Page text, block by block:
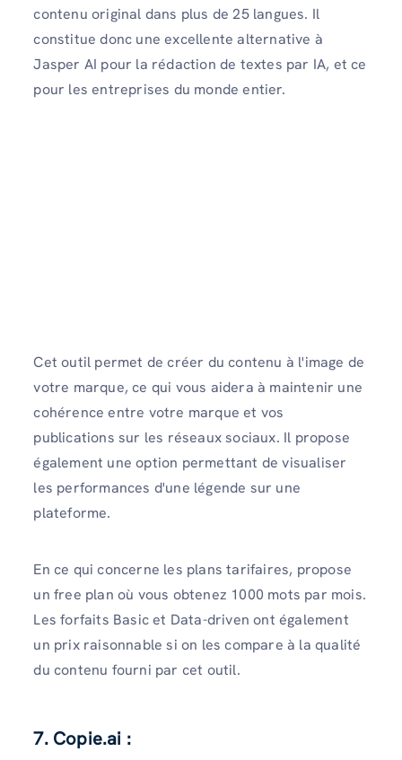
contenu original dans plus de 25 langues. Il
constitue donc une excellente alternative à
Jasper AI pour la rédaction de textes par IA, et ce
pour les entreprises du monde entier.
Cet outil permet de créer du contenu à l'image de
votre marque, ce qui vous aidera à maintenir une
cohérence entre votre marque et vos
publications sur les réseaux sociaux. Il propose
également une option permettant de visualiser
les performances d'une légende sur une
plateforme.
En ce qui concerne les plans tarifaires, propose
un free plan où vous obtenez 1000 mots par mois.
Les forfaits Basic et Data-driven ont également
un prix raisonnable si on les compare à la qualité
du contenu fourni par cet outil.
7. Copie.ai :